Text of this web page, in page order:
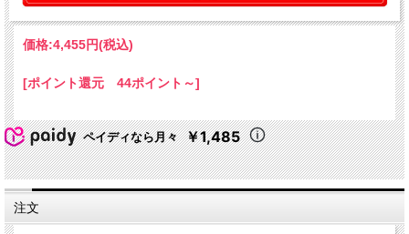
価格:4,455円(税込)
[ポイント還元 44ポイント～]
ペイディなら月々 ￥1,485
注文